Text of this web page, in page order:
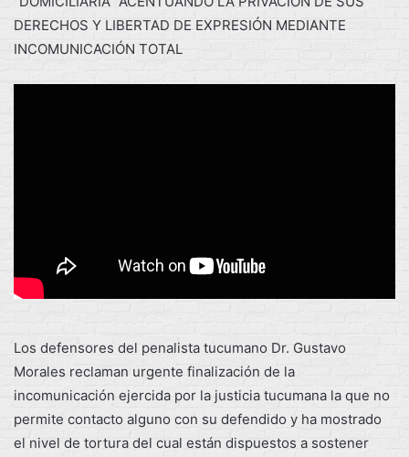
DERECHOS Y LIBERTAD DE EXPRESIÓN MEDIANTE
INCOMUNICACIÓN TOTAL
Los defensores del penalista tucumano Dr. Gustavo
Morales reclaman urgente finalización de la
incomunicación ejercida por la justicia tucumana la que no
permite contacto alguno con su defendido y ha mostrado
el nivel de tortura del cual están dispuestos a sostener